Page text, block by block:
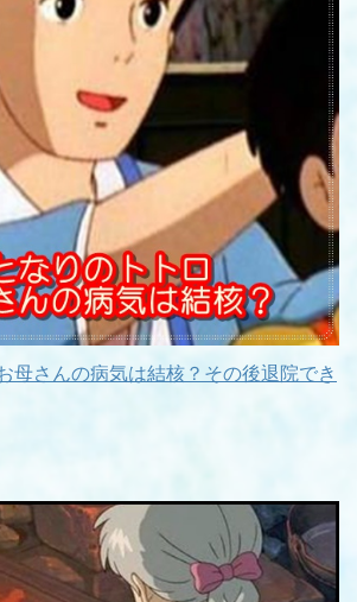
母さんの病気は結核？その後退院でき